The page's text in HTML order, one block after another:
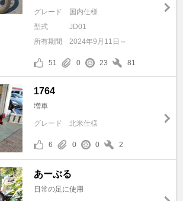
グレード
国内仕様
型式
JD01
所有期間
2024年9月11日～
51 0 23 81
1764
増車
グレード 北米仕様
6 0 0 2
あーぶる
日常の足に使用